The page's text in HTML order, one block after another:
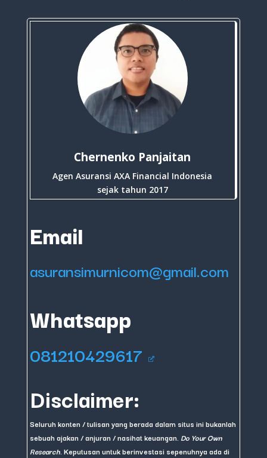
Chernenko Panjaitan
Agen Asuransi AXA Financial Indonesia
sejak tahun 2017
Email
asuransimurnicom@gmail.com
Whatsapp
081210429617
Disclaimer:
Seluruh konten / tulisan yang berada dalam situs ini bukanlah
sebuah ajakan / anjuran / nasihat keuangan. Do Your Own
Research . Keputusan untuk berinvestasi sepenuhnya ada di